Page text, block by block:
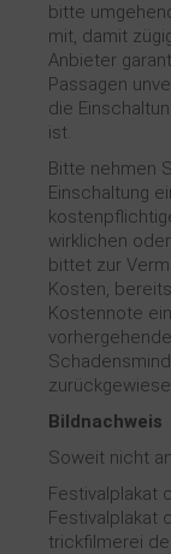
bitte
mit, damit
Anbieter
Passagen
die
ist.
Bitte nehmen
Einschaltung
wirklichen
bittet zur
Kosten,
Kostennote
Bildnachweis
Soweit nicht
Festivalplakat
Festivalplakat
trickfilmerei